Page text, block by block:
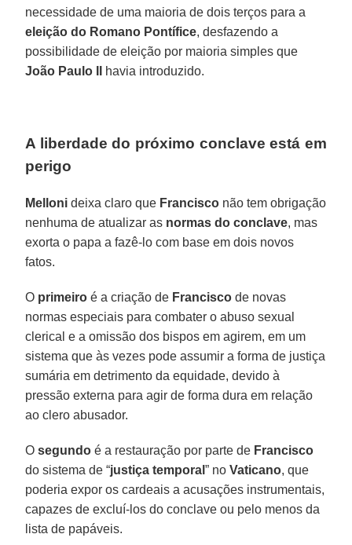
necessidade de uma maioria de dois terços para a
eleição do Romano Pontífice, desfazendo a
possibilidade de eleição por maioria simples que
João Paulo II
havia introduzido.
A liberdade do próximo conclave está em
perigo
Melloni deixa claro que Francisco não tem obrigação
nenhuma de atualizar as normas do conclave, mas
exorta o papa a fazê-lo com base em dois novos
fatos.
O primeiro é a criação de Francisco de novas
normas especiais para combater o abuso sexual
clerical e a omissão dos bispos em agirem, em um
sistema que às vezes pode assumir a forma de justiça
sumária em detrimento da equidade, devido à
pressão externa para agir de forma dura em relação
ao clero abusador.
Osegundo é a restauração por parte de Francisco
do sistema de “justiça temporal” noVaticano, que
poderia expor os cardeais a acusações instrumentais,
capazes de excluí-los do conclave ou pelo menos da
lista de papáveis.